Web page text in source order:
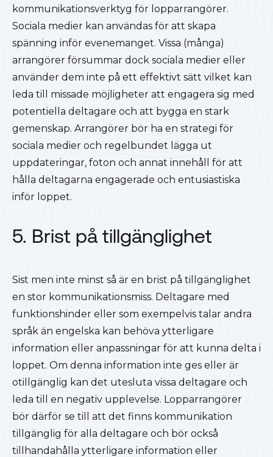
kommunikationsverktyg för lopparrangörer.
Sociala medier kan användas för att skapa
spänning inför evenemanget. Vissa (många)
arrangörer försummar dock sociala medier eller
använder dem inte på ett effektivt sätt vilket kan
leda till missade möjligheter att engagera sig med
potentiella deltagare och att bygga en stark
gemenskap. Arrangörer bör ha en strategi för
sociala medier och regelbundet lägga ut
uppdateringar, foton och annat innehåll för att
hålla deltagarna engagerade och entusiastiska
inför loppet.
5. Brist på tillgänglighet
Sist men inte minst så är en brist på tillgänglighet
en stor kommunikationsmiss. Deltagare med
funktionshinder eller som exempelvis talar andra
språk än engelska kan behöva ytterligare
information eller anpassningar för att kunna delta i
loppet. Om denna information inte ges eller är
otillgänglig kan det utesluta vissa deltagare och
leda till en negativ upplevelse. Lopparrangörer
bör därför se till att det finns kommunikation
tillgänglig för alla deltagare och bör också
tillhandahålla ytterligare information eller